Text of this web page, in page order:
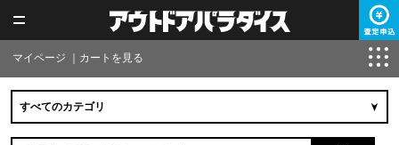
マイページ カートを見る